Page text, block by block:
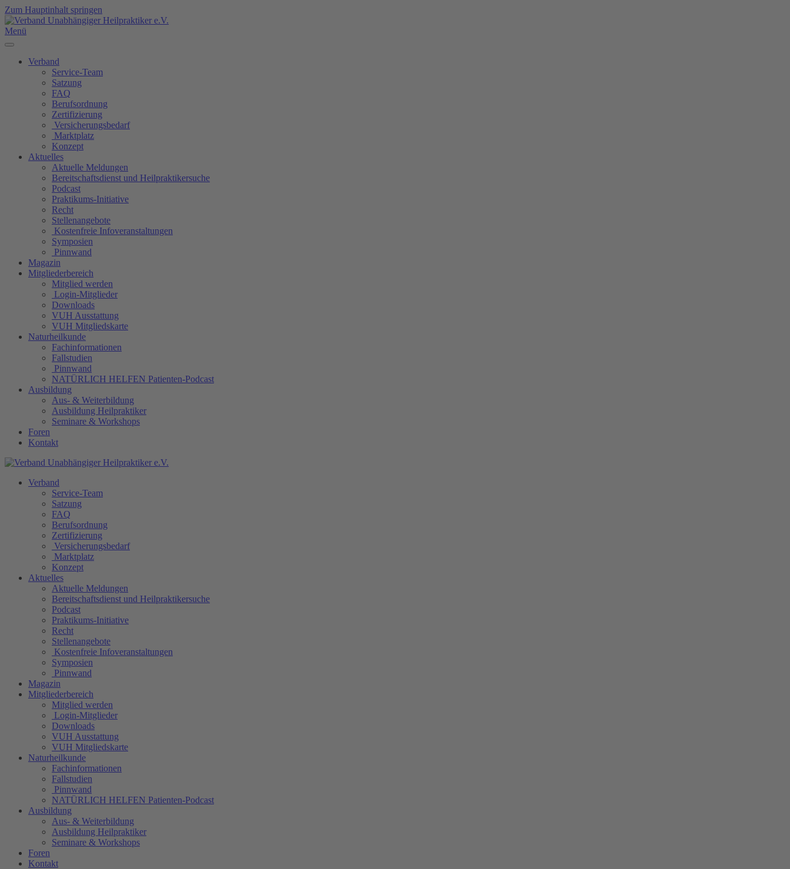
Zum Hauptinhalt springen
Menü
Verband
Service-Team
Satzung
FAQ
Berufsordnung
Zertifizierung
Versicherungsbedarf
Marktplatz
Konzept
Aktuelles
Aktuelle Meldungen
Bereitschaftsdienst und Heilpraktikersuche
Podcast
Praktikums-Initiative
Recht
Stellenangebote
Kostenfreie Infoveranstaltungen
Symposien
Pinnwand
Magazin
Mitgliederbereich
Mitglied werden
Login-Mitglieder
Downloads
VUH Ausstattung
VUH Mitgliedskarte
Naturheilkunde
Fachinformationen
Fallstudien
Pinnwand
NATÜRLICH HELFEN Patienten-Podcast
Ausbildung
Aus- & Weiterbildung
Ausbildung Heilpraktiker
Seminare & Workshops
Foren
Kontakt
Verband
Service-Team
Satzung
FAQ
Berufsordnung
Zertifizierung
Versicherungsbedarf
Marktplatz
Konzept
Aktuelles
Aktuelle Meldungen
Bereitschaftsdienst und Heilpraktikersuche
Podcast
Praktikums-Initiative
Recht
Stellenangebote
Kostenfreie Infoveranstaltungen
Symposien
Pinnwand
Magazin
Mitgliederbereich
Mitglied werden
Login-Mitglieder
Downloads
VUH Ausstattung
VUH Mitgliedskarte
Naturheilkunde
Fachinformationen
Fallstudien
Pinnwand
NATÜRLICH HELFEN Patienten-Podcast
Ausbildung
Aus- & Weiterbildung
Ausbildung Heilpraktiker
Seminare & Workshops
Foren
Kontakt